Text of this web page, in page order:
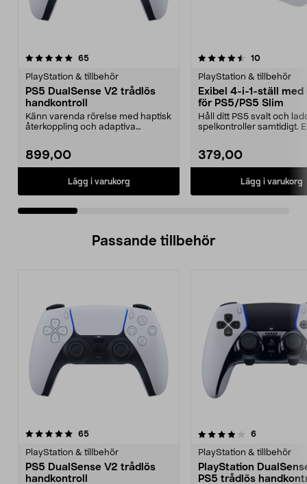
65recensioner
PlayStation & tillbehör
PS5 DualSense V2 trådlös
handkontroll
Känn varenda rörelse med haptisk
återkoppling och adaptiva
899,00
Lägg i varukorg
4.5 av 5 stjärnor 10recensioner
PlayStation & tillbehör
Exibel 4-i-1-ställ med
för PS5/PS5 Slim
Håll ditt PS5 svalt och
spelkontroller samtidigt.
379,00
Lägg i varukorg
4.5 av 5 stjärnor
Passande tillbehör
65recensioner
PlayStation & tillbehör
PS5 DualSense V2 trådlös
handkontroll
4.0av 5 stjärnor 6recensioner
PlayStation & tillbehör
PlayStation
PS5 trådlös